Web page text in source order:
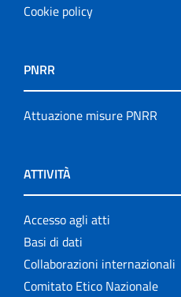
Cookie policy
PNRR
Attuazione misure PNRR
ATTIVITÀ
Accesso agli atti
Basi di dati
Collaborazioni internazionali
Comitato Etico Nazionale